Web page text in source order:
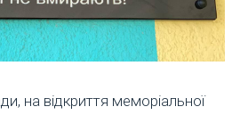
на відкриття меморіальної